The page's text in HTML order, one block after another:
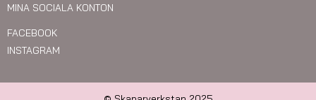
MINA SOCIALA KONTON
FACEBOOK
INSTAGRAM